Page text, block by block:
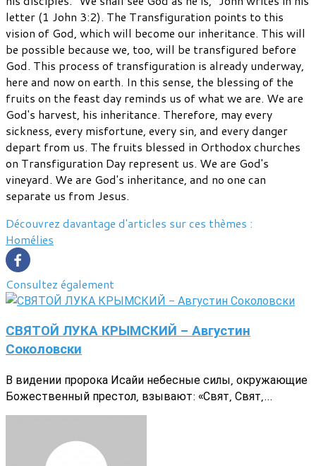
letter (1 John 3:2). The Transfiguration points to this
vision of God, which will become our inheritance. This will
be possible because we, too, will be transfigured before
God. This process of transfiguration is already underway,
here and now on earth. In this sense, the blessing of the
fruits on the feast day reminds us of what we are. We are
God's harvest, his inheritance. Therefore, may every
sickness, every misfortune, every sin, and every danger
depart from us. The fruits blessed in Orthodox churches
on Transfiguration Day represent us. We are God's
vineyard. We are God's inheritance, and no one can
separate us from Jesus.
Découvrez davantage d'articles sur ces thèmes :
Homélies
Consultez également
СВЯТОЙ ЛУКА КРЫМСКИЙ - Августин
Соколовски
В видении пророка Исайи небесные силы, окружающие
Божественный престол, взывают: «Свят, Свят,...